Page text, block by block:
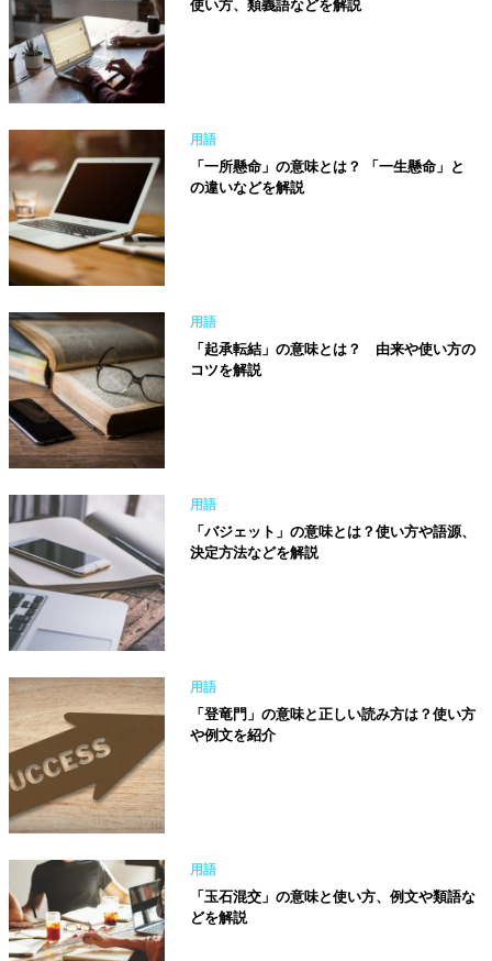
使い方、類義語などを解説
用語
「一所懸命」の意味とは？ 「一生懸命」と
の違いなどを解説
用語
「起承転結」の意味とは？ 由来や使い方の
コツを解説
用語
「バジェット」の意味とは？使い方や語源、
決定方法などを解説
用語
「登竜門」の意味と正しい読み方は？使い方
や例文を紹介
用語
「玉石混交」の意味と使い方、例文や類語な
どを解説